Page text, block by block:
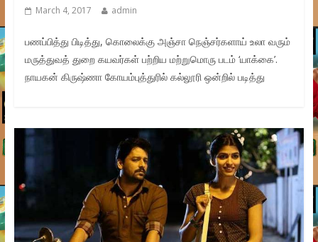
March 4, 2017 admin
பணப்பித்து பிடித்து, கொலைக்கு அஞ்சா நெஞ்சர்களாய் உலா வரும்
மருத்துவத் துறை கயவர்கள் பற்றிய மற்றுமொரு படம் ‘யாக்கை’.
நாயகன் கிருஷ்ணா கோயம்புத்துரில் கல்லூரி ஒன்றில் படித்து